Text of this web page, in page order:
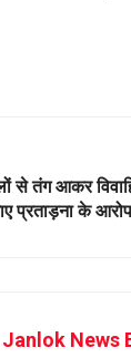
से तंग आकर
प्रताड़ना के आरोप
Janlok News